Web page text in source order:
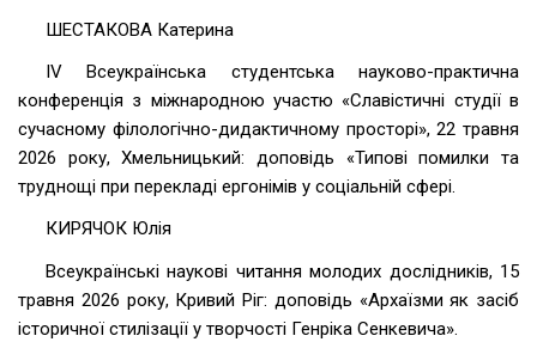
ШЕСТАКОВА Катерина
ІV Всеукраїнська студентська науково-практична
конференція з міжнародною участю «Славістичні студії в
сучасному філологічно-дидактичному просторі», 22 травня
2026 року, Хмельницький: доповідь «Типові помилки та
труднощі при перекладі ергонімів у соціальній сфері.
КИРЯЧОК Юлія
Всеукраїнські наукові читання молодих дослідників, 15
травня 2026 року, Кривий Ріг: доповідь «Архаїзми як засіб
історичної стилізації у творчості Генріка Сенкевича».